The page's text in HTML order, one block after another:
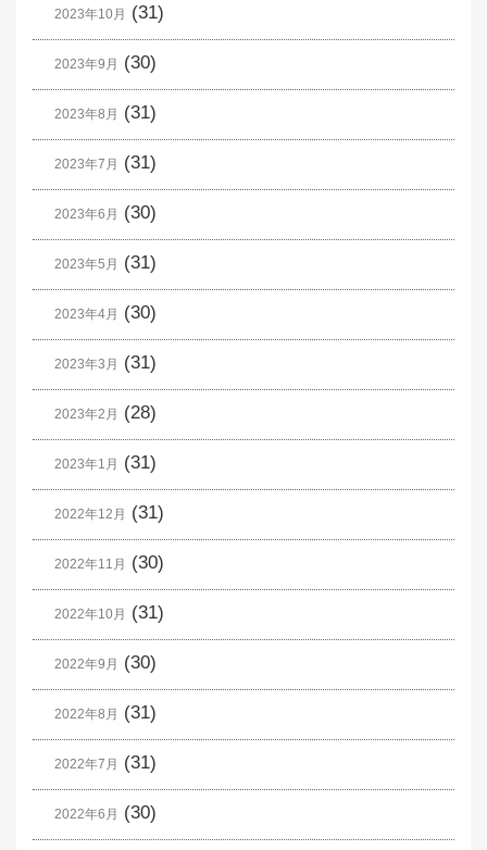
2023年10月 (31)
2023年9月 (30)
2023年8月 (31)
2023年7月 (31)
2023年6月 (30)
2023年5月 (31)
2023年4月 (30)
2023年3月 (31)
2023年2月 (28)
2023年1月 (31)
2022年12月 (31)
2022年11月 (30)
2022年10月 (31)
2022年9月 (30)
2022年8月 (31)
2022年7月 (31)
2022年6月 (30)